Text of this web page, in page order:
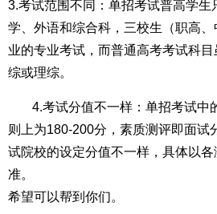
3.考试范围不同：单招考试普高学生
学、外语和综合科，三校生（职高
业的专业考试，而普通高考考试科
综或理综。
4.考试分值不一样：单招考试中
则上为180-200分，素质测评即面试
试院校的设定分值不一样，具体以
准。
希望可以帮到你们。